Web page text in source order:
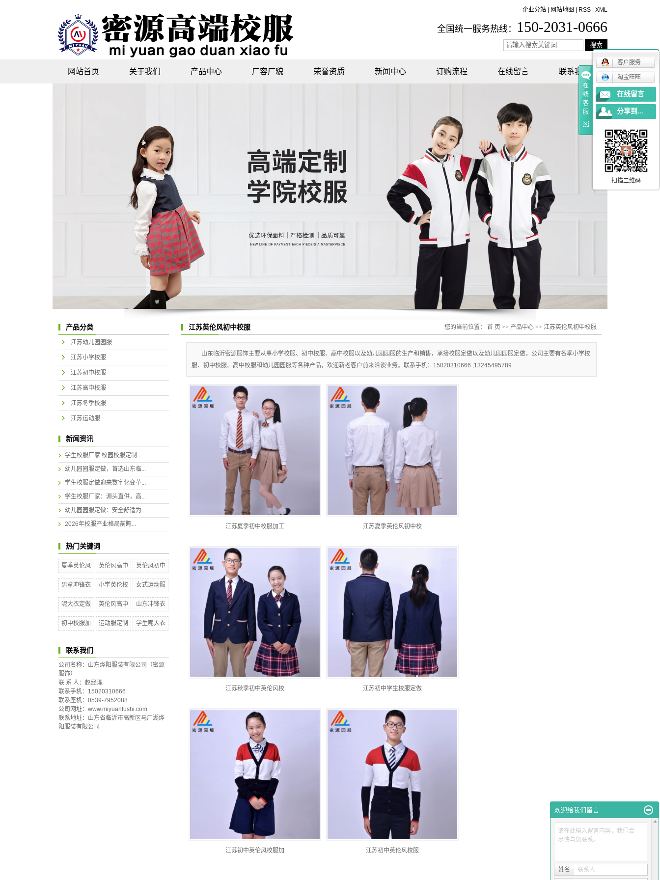
企业分站 网站地图 RSS XML
全国统一服务热线： 150-2031-0666
网站首页 关于我们 产品中心 厂容厂貌 荣誉资质 新闻中心 订购流程 在线留言 联系我们
产品分类
江苏幼儿园园服
江苏小学校服
江苏初中校服
江苏高中校服
江苏冬季校服
江苏运动服
新闻资讯
学生校服厂家 校园校服定制...
幼儿园园服定做，首选山东临...
学生校服定做迎来数字化变革...
学生校服厂家：源头直供，高...
幼儿园园服定做：安全舒适为...
2026年校服产业格局前瞻...
热门关键词
夏季英伦风 英伦风高中 英伦风初中
男童冲锋衣 小学英伦校 女式运动服
呢大衣定做 英伦风高中 山东冲锋衣
初中校服加 运动服定制 学生呢大衣
联系我们
公司名称：山东烨阳服装有限公司（密源
服饰）
联 系 人：赵经理
联系手机：15020310666
联系座机：0539-7952088
公司网址：www.miyuanfushi.com
联系地址：山东省临沂市高新区马厂湖烨
阳服装有限公司
江苏英伦风初中校服 您的当前位置： 首 页 >> 产品中心 >> 江苏英伦风初中校服
山东临沂密源服饰主要从事小学校服、初中校服、高中校服以及幼儿园园服的生产和销售，承接校服定做以及幼儿园园服定做，公司主要有各季小学校
服、初中校服、高中校服和幼儿园园服等各种产品，欢迎新老客户前来洽谈业务。联系手机：15020310666 ,13245495789
江苏夏季初中校服加工 江苏夏季英伦风初中校
江苏秋季初中英伦风校 江苏初中学生校服定做
江苏初中英伦风校服加 江苏初中英伦风校服
在
线
客
服
客户服务
淘宝旺旺
在线留言
分享到...
扫描二维码
欢迎给我们留言
请在此输入留言内容，我们会
尽快与您联系。
姓名 联系人